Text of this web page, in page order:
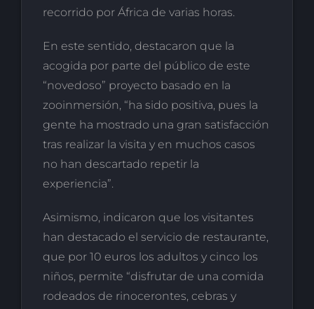
recorrido por África de varias horas.
En este sentido, destacaron que la
acogida por parte del público de este
“novedoso” proyecto basado en la
zooinmersión, “ha sido positiva, pues la
gente ha mostrado una gran satisfacción
tras realizar la visita y en muchos casos
no han descartado repetir la
experiencia”.
Asimismo, indicaron que los visitantes
han destacado el servicio de restaurante,
que por 10 euros los adultos y cinco los
niños, permite “disfrutar de una comida
rodeados de rinocerontes, cebras y